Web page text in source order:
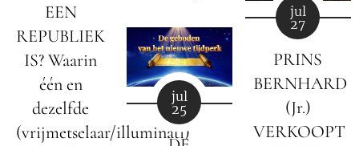
jul
27
PRINS
BERNHARD
(Jr.)
VERKOOPT
EEN
REPUBLIEK
IS? Waarin
één en
dezelfde
(vrijmetselaar/illuminati)
negatieve rol
en
samenzwering
in woord en
beeld van de
Rooms-
jul
25